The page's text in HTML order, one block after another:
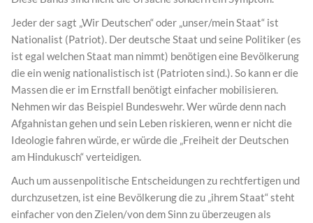
Jeder der sagt „Wir Deutschen“ oder „unser/mein Staat“ ist
Nationalist (Patriot). Der deutsche Staat und seine Politiker (es
ist egal welchen Staat man nimmt) benötigen eine Bevölkerung
die ein wenig nationalistisch ist (Patrioten sind.). So kann er die
Massen die er im Ernstfall benötigt einfacher mobilisieren.
Nehmen wir das Beispiel Bundeswehr. Wer würde denn nach
Afgahnistan gehen und sein Leben riskieren, wenn er nicht die
Ideologie fahren würde, er würde die „Freiheit der Deutschen
am Hindukusch“ verteidigen.
Auch um aussenpolitische Entscheidungen zu rechtfertigen und
durchzusetzen, ist eine Bevölkerung die zu „ihrem Staat“ steht
einfacher von den Zielen/von dem Sinn zu überzeugen als